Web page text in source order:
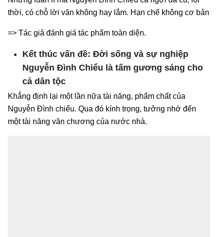
thời, có chỗ lời văn không hay lắm. Hạn chế không cơ bản
=> Tác giả đánh giá tác phẩm toàn diện.
Kết thúc vấn đề: Đời sống và sự nghiệp
Nguyễn Đình Chiểu là tấm gương sáng cho
cả dân tộc
Khẳng định lại một lần nữa tài năng, phẩm chất của
Nguyễn Đình chiểu. Qua đó kính trọng, tưởng nhớ đến
một tài năng văn chương của nước nhà.